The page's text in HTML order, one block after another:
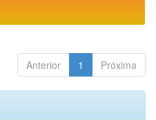
Anterior 1 Próxima